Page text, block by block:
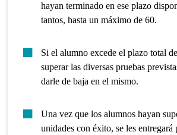
hayan terminado en ese plazo
tantos, hasta un máximo de 60.
Si el alumno excede el plazo total
superar las diversas pruebas
darle de baja en el mismo.
Una vez que los alumnos hayan
unidades con éxito, se les entregará